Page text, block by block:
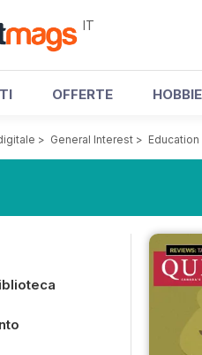
IT
OFFERTE
> General Interest >